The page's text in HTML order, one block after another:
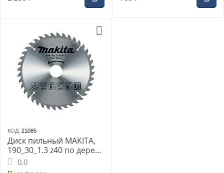
КОД: 21085
Диск пильный MAKITA,
190_30_1.3 z40 по дереву
(D-64973)
0.0